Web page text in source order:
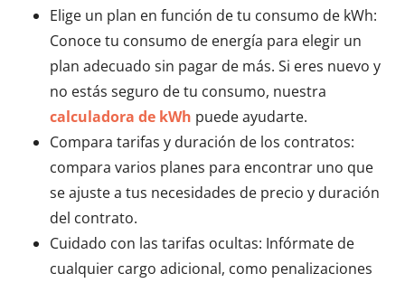
Elige un plan en función de tu consumo de kWh:
Conoce tu consumo de energía para elegir un
plan adecuado sin pagar de más. Si eres nuevo y
no estás seguro de tu consumo, nuestra
calculadora de kWh puede ayudarte.
Compara tarifas y duración de los contratos:
compara varios planes para encontrar uno que
se ajuste a tus necesidades de precio y duración
del contrato.
Cuidado con las tarifas ocultas: Infórmate de
cualquier cargo adicional, como penalizaciones